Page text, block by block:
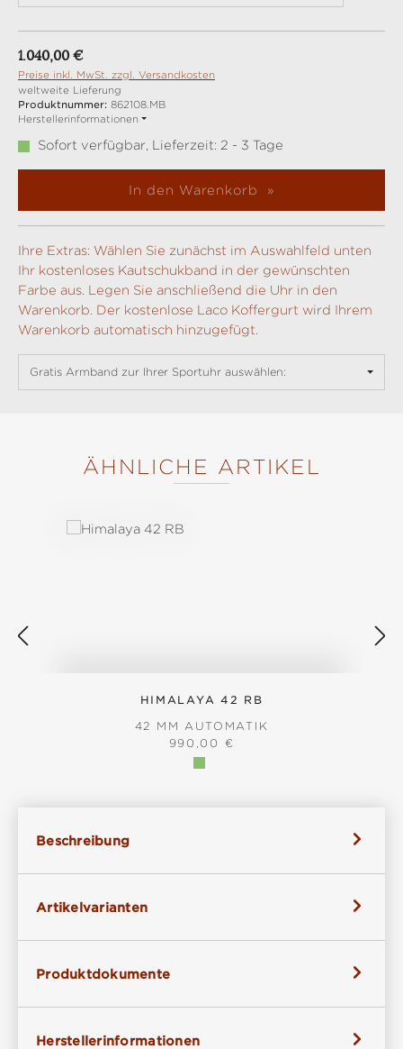
Regulärer Preis:
1.040,00 €
Preise inkl. MwSt. zzgl. Versandkosten
weltweite Lieferung
Produktnummer: 862108.MB
Herstellerinformationen
Sofort verfügbar, Lieferzeit: 2 - 3 Tage
In den Warenkorb
Ihre Extras: Wählen Sie zunächst im Auswahlfeld unten
Ihr kostenloses Kautschukband in der gewünschten
Farbe aus. Legen Sie anschließend die Uhr in den
Warenkorb. Der kostenlose Laco Koffergurt wird Ihrem
Warenkorb automatisch hinzugefügt.
Gratis Armband zur Ihrer Sportuhr auswählen:
ÄHNLICHE ARTIKEL
HIMALAYA 42 RB
42 MM AUTOMATIK
REGULÄRER PREIS:
990,00 €
Beschreibung
Artikelvarianten
Produktdokumente
Herstellerinformationen